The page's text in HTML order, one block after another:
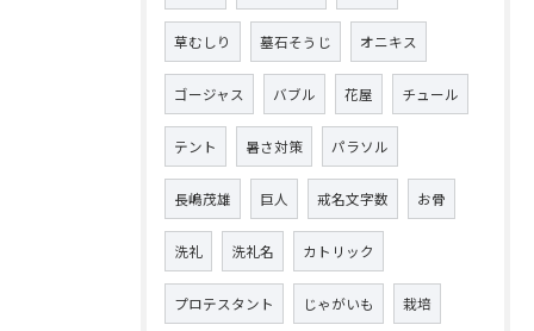
草むしり 墓石そうじ オニキス
ゴージャス バブル 花屋 チュール
テント 暑さ対策 パラソル
長嶋茂雄 巨人 戒名文字数 お骨
洗礼 洗礼名 カトリック
プロテスタント じゃがいも 栽培